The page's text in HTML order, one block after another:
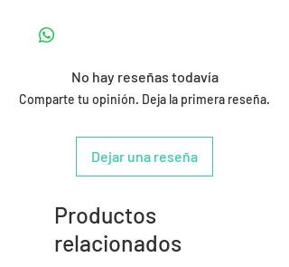
No hay reseñas todavía
Comparte tu opinión. Deja la primera reseña.
Dejar una reseña
Productos
relacionados